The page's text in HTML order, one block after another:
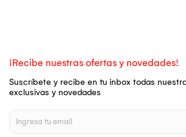
¡Recibe nuestras ofertas y novedades!
Suscríbete y recibe en tu inbox todas
exclusivas y novedades